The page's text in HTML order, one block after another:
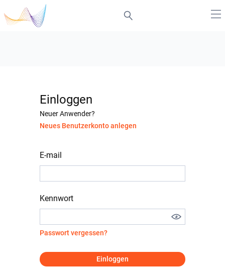
Einloggen
Neuer Anwender?
Neues Benutzerkonto anlegen
E-mail
Kennwort
Passwort vergessen?
Einloggen